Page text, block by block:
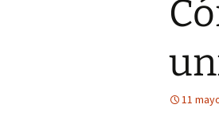
11